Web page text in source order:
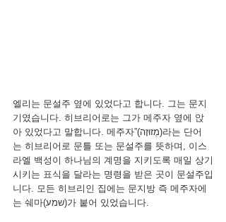
엘리는 문설주 옆에 있었다고 합니다. 그는 문지
기였습니다. 히브리어로는 그가 메주자 옆에 앉
아 있었다고 말합니다. 메주자”(מְזוּזָה)라는 단어
는 히브리어로 문틀 또는 문설주를 뜻하며, 이스
라엘 백성이 하나님의 계명을 지키도록 매일 상기
시키는 표식을 달라는 명령을 받은 곳이 문설주입
니다. 모든 히브리인 집에는 문지방 즉 메주자에
는 쉐마(שמע)가 붙어 있었습니다.